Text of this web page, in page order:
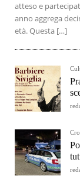
atteso e
anno aggrega
età. Questa […]